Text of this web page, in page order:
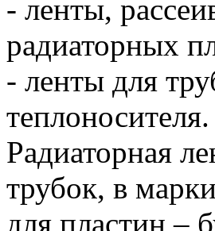
- ленты,
радиаторных
- ленты для
теплоносителя.
Радиаторная
трубок, в
для пластин –